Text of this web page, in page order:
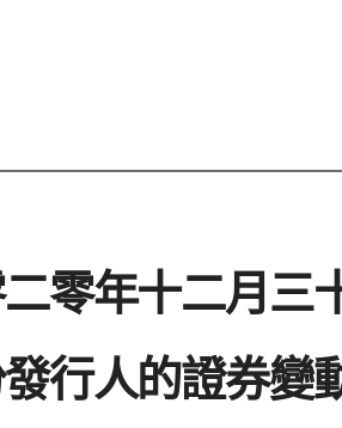
零年十二月三
行人的證券變